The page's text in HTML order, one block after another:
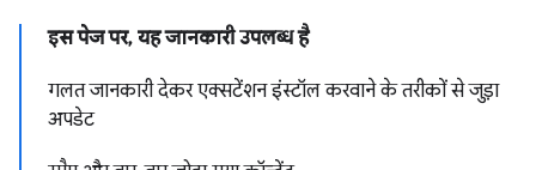
इस पेज पर, यह जानकारी उपलब्ध है
गलत जानकारी देकर एक्सटेंशन इंस्टॉल करवाने के तरीकों से जुड़ा
अपडेट